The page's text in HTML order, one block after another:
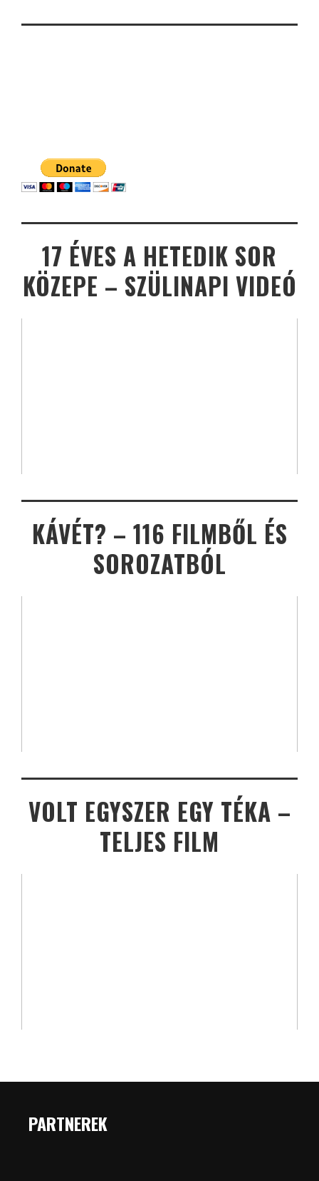
17 ÉVES A HETEDIK SOR
KÖZEPE – SZÜLINAPI VIDEÓ
KÁVÉT? – 116 FILMBŐL ÉS
SOROZATBÓL
VOLT EGYSZER EGY TÉKA –
TELJES FILM
PARTNEREK